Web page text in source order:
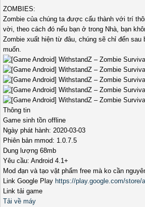
ZOMBIES:
Zombie của chúng ta được cấu thành với trí
vời, theo cách đó nếu bạn ở trong Nhà, bạn
Zombie xuất hiện từ đâu, chúng sẽ chỉ đến sau
muốn.
Thông tin
Game sinh tồn offline
Ngày phát hành: 2020-03-03
Phiên bản mmod: 1.0.7.5
Dung lượng 68mb
Yêu cầu: Android 4.1+
Mod đạn và tạo vật phẩm free mà ko cần
Link Google Play https://play.google.com/
Link tải game
Tải về máy